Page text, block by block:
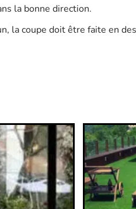
la bonne direction.
la coupe doit être faite en